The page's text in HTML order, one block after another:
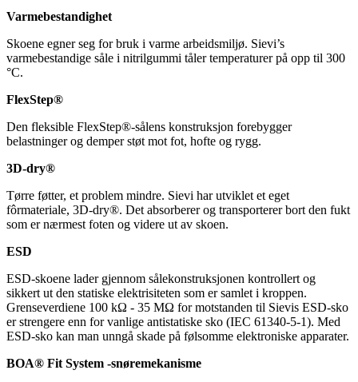
Varmebestandighet
Skoene egner seg for bruk i varme arbeidsmiljø. Sievi’s
varmebestandige såle i nitrilgummi tåler temperaturer på opp til 300
°C.
FlexStep®
Den fleksible FlexStep®-sålens konstruksjon forebygger
belastninger og demper støt mot fot, hofte og rygg.
3D-dry®
Tørre føtter, et problem mindre. Sievi har utviklet et eget
fôrmateriale, 3D-dry®. Det absorberer og transporterer bort den fukt
som er nærmest foten og videre ut av skoen.
ESD
ESD-skoene lader gjennom sålekonstruksjonen kontrollert og
sikkert ut den statiske elektrisiteten som er samlet i kroppen.
Grenseverdiene 100 kΩ - 35 MΩ for motstanden til Sievis ESD-sko
er strengere enn for vanlige antistatiske sko (IEC 61340-5-1). Med
ESD-sko kan man unngå skade på følsomme elektroniske apparater.
BOA® Fit System -snøremekanisme